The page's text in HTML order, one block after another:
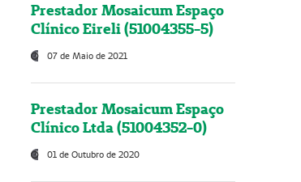
Prestador Mosaicum Espaço
Clínico Eireli (51004355-5)
07 de Maio de 2021
Prestador Mosaicum Espaço
Clínico Ltda (51004352-0)
01 de Outubro de 2020